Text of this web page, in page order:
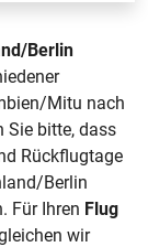
Berlin
Mitu nach
Sie bitte, dass
Rückflugtage
Berlin
Für Ihren Flug
wir